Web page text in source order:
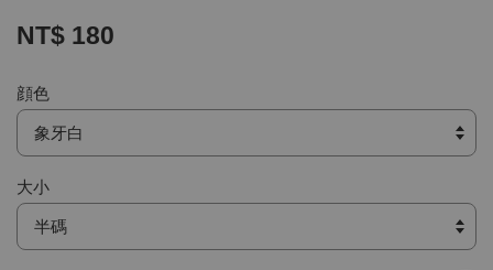
NT$ 180
顔色
大小